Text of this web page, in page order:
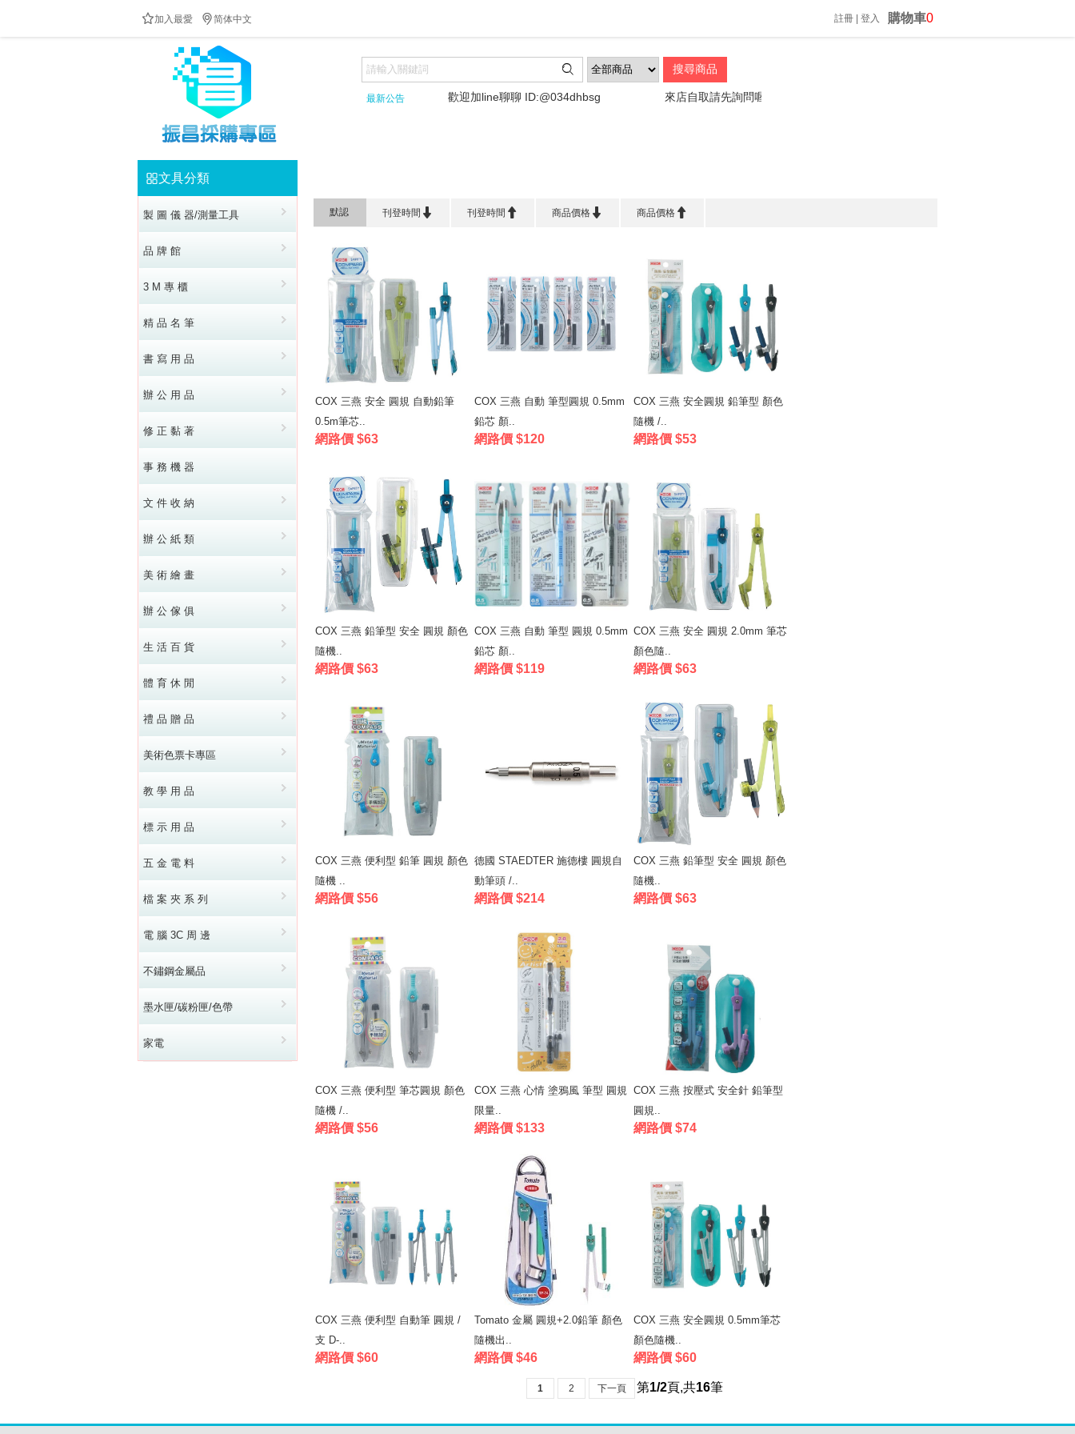
註冊 登入 購物車0
加入最愛 简体中文

最新公告 歡迎加line聊聊 ID:@034dhbsg 來店自取請先詢問喔
文具分類
製 圖 儀 器/測量工具
品 牌 館
3 M 專 櫃
精 品 名 筆
書 寫 用 品
辦 公 用 品
修 正 黏 著
事 務 機 器
文 件 收 納
辦 公 紙 類
美 術 繪 畫
辦 公 傢 俱
生 活 百 貨
體 育 休 閒
禮 品 贈 品
美術色票卡專區
教 學 用 品
標 示 用 品
五 金 電 料
檔 案 夾 系 列
電 腦 3C 周 邊
不鏽鋼金屬品
墨水匣/碳粉匣/色帶
家電
默認 刊登時間  刊登時間  商品價格  商品價格 
COX 三燕 安全 圓規 自動鉛筆
0.5m筆芯..
網路價 $63
COX 三燕 自動 筆型圓規 0.5mm
鉛芯 顏..
網路價 $120
COX 三燕 安全圓規 鉛筆型 顏色
隨機 /..
網路價 $53
COX 三燕 鉛筆型 安全 圓規 顏色
隨機..
網路價 $63
COX 三燕 自動 筆型 圓規 0.5mm
鉛芯 顏..
網路價 $119
COX 三燕 安全 圓規 2.0mm 筆芯
顏色隨..
網路價 $63
COX 三燕 便利型 鉛筆 圓規 顏色
隨機 ..
網路價 $56
德國 STAEDTER 施德樓 圓規自
動筆頭 /..
網路價 $214
COX 三燕 鉛筆型 安全 圓規 顏色
隨機..
網路價 $63
COX 三燕 便利型 筆芯圓規 顏色
隨機 /..
網路價 $56
COX 三燕 心情 塗鴉風 筆型 圓規
限量..
網路價 $133
COX 三燕 按壓式 安全針 鉛筆型
圓規..
網路價 $74
COX 三燕 便利型 自動筆 圓規 /
支 D-..
網路價 $60
Tomato 金屬 圓規+2.0鉛筆 顏色
隨機出..
網路價 $46
COX 三燕 安全圓規 0.5mm筆芯
顏色隨機..
網路價 $60
1 2 下一頁 第1/2頁,共16筆